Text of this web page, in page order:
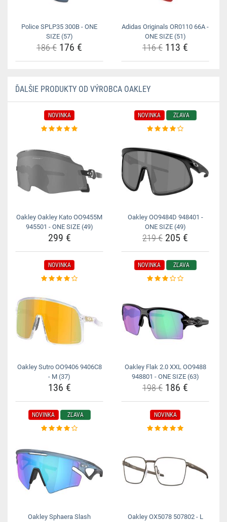
Police SPLP35 300B - ONE
SIZE (57)
186 € 176 €
Adidas Originals OR0110 66A -
ONE SIZE (51)
116 € 113 €
ĎALŠIE PRODUKTY OD VÝROBCA OAKLEY
NOVINKA
Oakley Oakley Kato OO9455M
945501 - ONE SIZE (49)
299 €
NOVINKA ZĽAVA
Oakley OO9484D 948401 -
ONE SIZE (49)
219 € 205 €
NOVINKA
Oakley Sutro OO9406 9406C8
- M (37)
136 €
NOVINKA ZĽAVA
Oakley Flak 2.0 XXL OO9488
948801 - ONE SIZE (63)
198 € 186 €
NOVINKA ZĽAVA
Oakley Sphaera Slash
NOVINKA
Oakley OX5078 507802 - L